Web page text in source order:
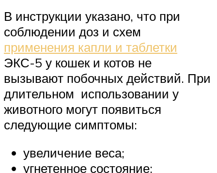
В инструкции указано, что при
соблюдении доз и схем
применения капли и таблетки
ЭКС-5 у кошек и котов не
вызывают побочных действий. При
длительном использовании у
животного могут появиться
следующие симптомы:
увеличение веса;
угнетенное состояние;